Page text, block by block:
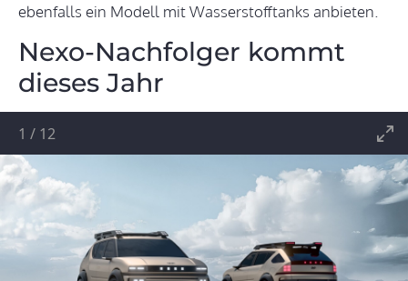
ebenfalls ein Modell mit Wasserstofftanks anbieten.
Nexo-Nachfolger kommt
dieses Jahr
1 / 12